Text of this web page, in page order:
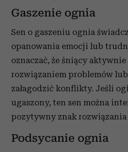
Gaszenie ognia
Sen o gaszeniu ognia
opanowania emocji lub
oznaczać, że śniący
rozwiązaniem problemów
załagodzić konflikty. Jeśli
ugaszony, ten sen można
pozytywny znak rozwiązania
Podsycanie ognia